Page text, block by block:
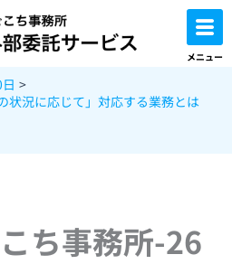
メニュー
状況に応じて」対応する業務とは
ち事務所-26